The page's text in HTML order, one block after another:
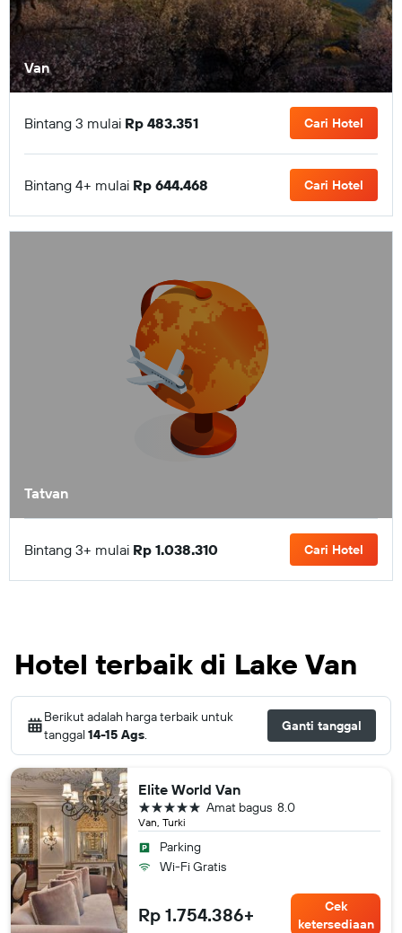
Van
Bintang 3 mulai Rp 483.351 Cari Hotel
Bintang 4+ mulai Rp 644.468 Cari Hotel
Tatvan
Bintang 3+ mulai Rp 1.038.310 Cari Hotel
Hotel terbaik di Lake Van
Berikut adalah harga terbaik untuk
tanggal 14-15 Ags.
Ganti tanggal
Elite World Van
Van, Turki
8.0
Amat bagus
bintang 5
Parking
Wi-Fi Gratis
Rp 1.754.386+
Cek
ketersediaan